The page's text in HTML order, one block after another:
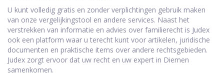
U kunt volledig gratis en zonder verplichtingen gebruik maken
van onze vergelijkingstool en andere services. Naast het
verstrekken van informatie en advies over familierecht is Judex
ook een platform waar u terecht kunt voor artikelen, juridische
documenten en praktische items over andere rechtsgebieden.
Judex zorgt ervoor dat uw recht en uw expert in Diemen
samenkomen.